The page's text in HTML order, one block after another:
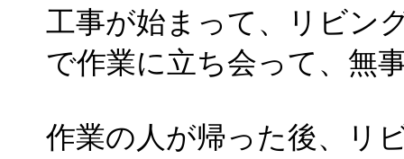
工事が始まって、リビン
で作業に立ち会って、無
作業の人が帰った後、リ